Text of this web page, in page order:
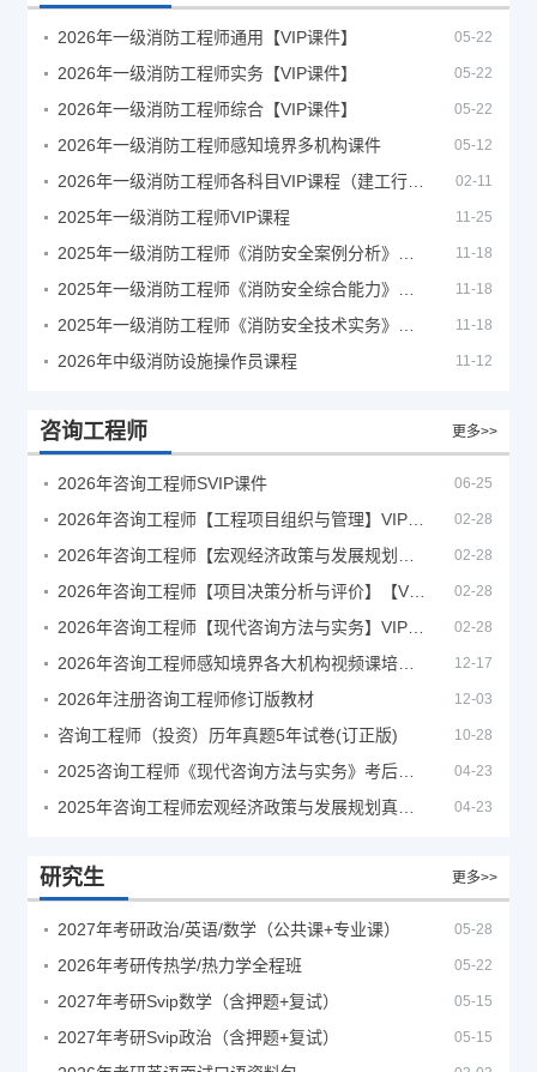
2026年一级消防工程师通用【VIP课件】 05-22
2026年一级消防工程师实务【VIP课件】 05-22
2026年一级消防工程师综合【VIP课件】 05-22
2026年一级消防工程师感知境界多机构课件 05-12
02-11
2025年一级消防工程师VIP课程 11-25
11-18
11-18
11-18
2026年中级消防设施操作员课程 11-12
咨询工程师 更多>>
2026年咨询工程师SVIP课件 06-25
02-28
02-28
02-28
02-28
12-17
2026年注册咨询工程师修订版教材 12-03
咨询工程师（投资）历年真题5年试卷(订正版) 10-28
04-23
04-23
研究生 更多>>
2027年考研政治/英语/数学（公共课+专业课） 05-28
2026年考研传热学/热力学全程班 05-22
2027年考研Svip数学（含押题+复试） 05-15
2027年考研Svip政治（含押题+复试） 05-15